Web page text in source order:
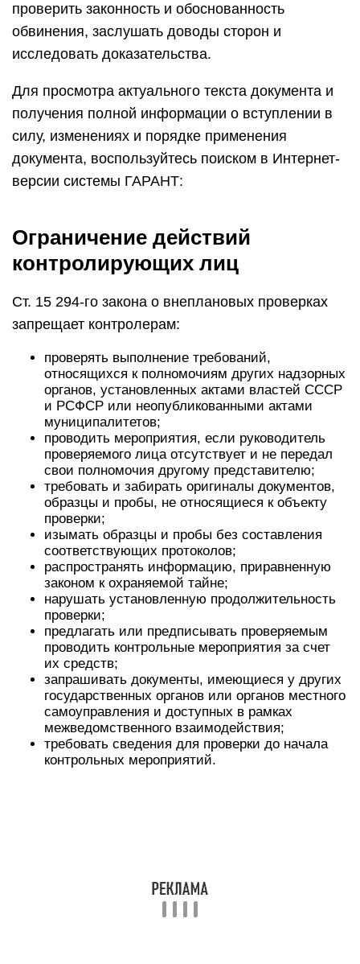
проверить законность и обоснованность
обвинения, заслушать доводы сторон и
исследовать доказательства.
Для просмотра актуального текста документа и
получения полной информации о вступлении в
силу, изменениях и порядке применения
документа, воспользуйтесь поиском в Интернет-
версии системы ГАРАНТ:
Ограничение действий
контролирующих лиц
Ст. 15 294-го закона о внеплановых проверках
запрещает контролерам:
проверять выполнение требований,
относящихся к полномочиям других надзорных
органов, установленных актами властей СССР
и РСФСР или неопубликованными актами
муниципалитетов;
проводить мероприятия, если руководитель
проверяемого лица отсутствует и не передал
свои полномочия другому представителю;
требовать и забирать оригиналы документов,
образцы и пробы, не относящиеся к объекту
проверки;
изымать образцы и пробы без составления
соответствующих протоколов;
распространять информацию, приравненную
законом к охраняемой тайне;
нарушать установленную продолжительность
проверки;
предлагать или предписывать проверяемым
проводить контрольные мероприятия за счет
их средств;
запрашивать документы, имеющиеся у других
государственных органов или органов местного
самоуправления и доступных в рамках
межведомственного взаимодействия;
требовать сведения для проверки до начала
контрольных мероприятий.